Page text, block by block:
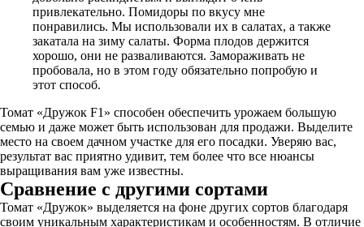
привлекательно. Помидоры по вкусу мне
понравились. Мы использовали их в салатах, а также
закатала на зиму салаты. Форма плодов держится
хорошо, они не разваливаются. Замораживать не
пробовала, но в этом году обязательно попробую и
этот способ.
Томат «Дружок F1» способен обеспечить урожаем большую
семью и даже может быть использован для продажи. Выделите
место на своем дачном участке для его посадки. Уверяю вас,
результат вас приятно удивит, тем более что все нюансы
выращивания вам уже известны.
Сравнение с другими сортами
Томат «Дружок» выделяется на фоне других сортов благодаря
своим уникальным характеристикам и особенностям. В отличие